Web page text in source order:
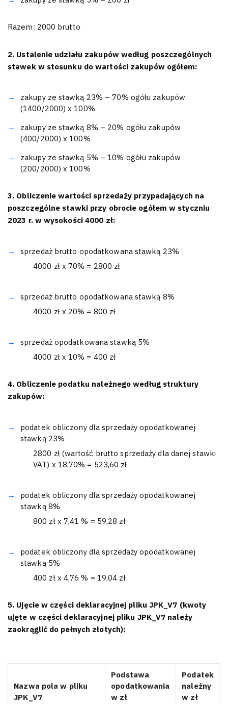
Razem: 2000 brutto
2. Ustalenie udziału zakupów według poszczególnych
stawek w stosunku do wartości zakupów ogółem:
zakupy ze stawką 23% – 70% ogółu zakupów
(1400/2000) x 100%
zakupy ze stawką 8% – 20% ogółu zakupów
(400/2000) x 100%
zakupy ze stawką 5% – 10% ogółu zakupów
(200/2000) x 100%
3. Obliczenie wartości sprzedaży przypadających na
poszczególne stawki przy obrocie ogółem w styczniu
2023 r. w wysokości 4000 zł:
sprzedaż brutto opodatkowana stawką 23%
4000 zł x 70% = 2800 zł
sprzedaż brutto opodatkowana stawką 8%
4000 zł x 20% = 800 zł
sprzedaż opodatkowana stawką 5%
4000 zł x 10% = 400 zł
4. Obliczenie podatku należnego według struktury
zakupów:
podatek obliczony dla sprzedaży opodatkowanej
stawką 23%
2800 zł (wartość brutto sprzedaży dla danej stawki
VAT) x 18,70% = 523,60 zł
podatek obliczony dla sprzedaży opodatkowanej
stawką 8%
800 zł x 7,41 % = 59,28 zł
podatek obliczony dla sprzedaży opodatkowanej
stawką 5%
400 zł x 4,76 % = 19,04 zł
5. Ujęcie w części deklaracyjnej pliku JPK_V7 (kwoty
ujęte w części deklaracyjnej pliku JPK_V7 należy
zaokrąglić do pełnych złotych):
Nazwa pola w pliku
JPK_V7
Podstawa
opodatkowania
w zł
Podatek
należny
w zł